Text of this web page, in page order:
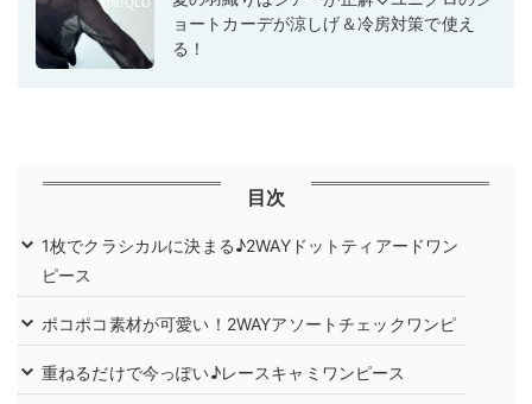
ョートカーデが涼しげ＆冷房対策で使え
る！
目次
1枚でクラシカルに決まる♪2WAYドットティアードワン
ピース
ポコポコ素材が可愛い！2WAYアソートチェックワンピ
重ねるだけで今っぽい♪レースキャミワンピース